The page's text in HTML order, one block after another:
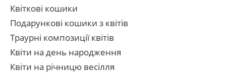
Квіткові кошики
Подарункові кошики з квітів
Траурні композиції квітів
Квіти на день народження
Квіти на річницю весілля